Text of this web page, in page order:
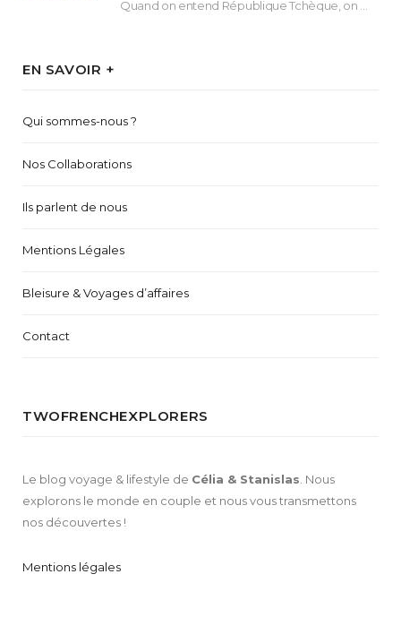
EN SAVOIR +
Qui sommes-nous ?
Nos Collaborations
Ils parlent de nous
Mentions Légales
Bleisure & Voyages d’affaires
Contact
TWOFRENCHEXPLORERS
Le blog voyage & lifestyle de Célia & Stanislas . Nous
explorons le monde en couple et nous vous transmettons
nos découvertes !
Mentions légales